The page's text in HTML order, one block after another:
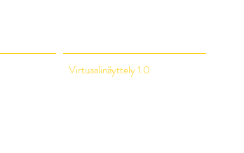
Virtuaalinäyttely 1.0